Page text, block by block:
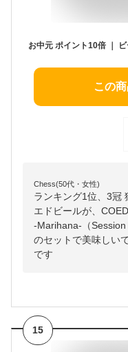
この
Chess(50代・女性)
ランキング1位、3冠
エドビールが、
-Marihana-（
のセットで美味しい
です
15